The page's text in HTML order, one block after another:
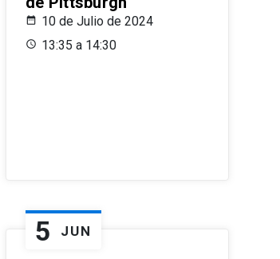
10 de Julio de 2024
13:35 a 14:30
5 JUN